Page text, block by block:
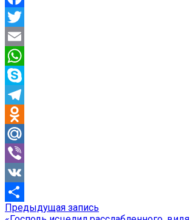
Facebook
Twitter
Email
WhatsApp
Skype
Telegram
Odnoklassniki
Mail.Ru
Viber
VK
Отправить
Навигация
Предыдущая запись